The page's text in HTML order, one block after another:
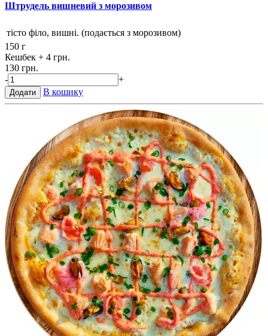
Штрудель вишневий з морозивом
тісто філо, вишні. (подається з морозивом)
150 г
Кешбек + 4 грн.
130 грн.
-
+
Додати В кошику